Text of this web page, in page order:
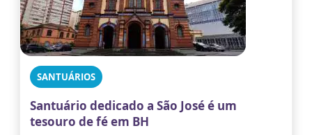
SANTUÁRIOS
Santuário dedicado a São José é um
tesouro de fé em BH